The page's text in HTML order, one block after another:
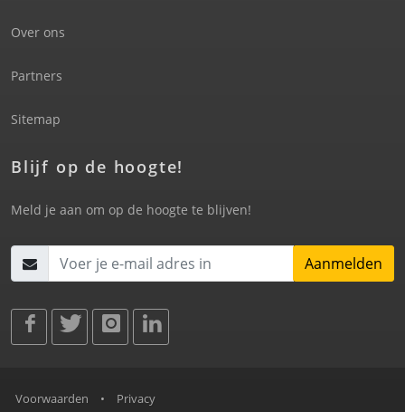
Over ons
Partners
Sitemap
Blijf op de hoogte!
Meld je aan om op de hoogte te blijven!
Aanmelden
Voorwaarden • Privacy